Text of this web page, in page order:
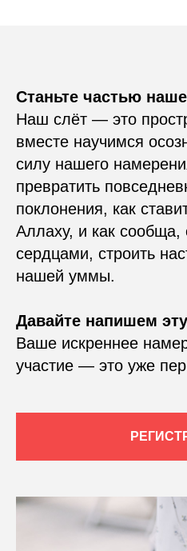
Станьте частью
Наш слёт — это
вместе научимся
силу нашего
превратить
поклонения, как
Аллаху, и как сообща,
сердцами, строить
нашей уммы.
Давайте напишем
Ваше искреннее
участие — это уже